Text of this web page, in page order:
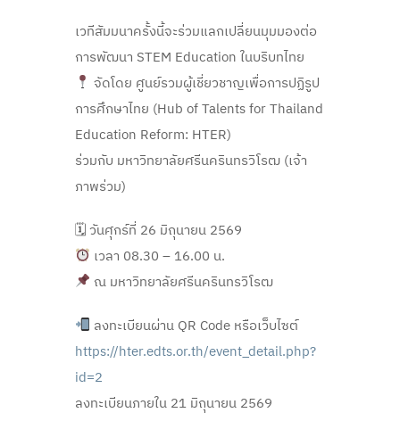
เวทีสัมมนาครั้งนี้จะร่วมแลกเปลี่ยนมุมมองต่อ
การพัฒนา STEM Education ในบริบทไทย
จัดโดย ศูนย์รวมผู้เชี่ยวชาญเพื่อการปฏิรูป
การศึกษาไทย (Hub of Talents for Thailand
Education Reform: HTER)
ร่วมกับ มหาวิทยาลัยศรีนครินทรวิโรฒ (เจ้า
ภาพร่วม)
🗓 วันศุกร์ที่ 26 มิถุนายน 2569
เวลา 08.30 – 16.00 น.
ณ มหาวิทยาลัยศรีนครินทรวิโรฒ
ลงทะเบียนผ่าน QR Code หรือเว็บไซต์
https://hter.edts.or.th/event_detail.php?
id=2
ลงทะเบียนภายใน 21 มิถุนายน 2569